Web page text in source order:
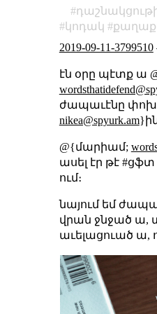
կոդակ
2019-09-11-3799510
էն օրը պէտք ա
ժապաւէնը
nikea@spyurk.am
@{մարիամ;
ասել էր թէ #ցֆտ
ում։
նայում եմ
վրան ջնջած ա,
աւելացուած ա,